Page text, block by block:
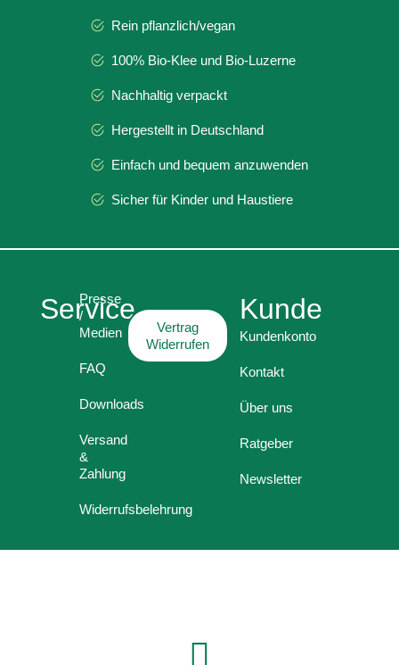
Rein pflanzlich/vegan
100% Bio-Klee und Bio-Luzerne
Nachhaltig verpackt
Hergestellt in Deutschland
Einfach und bequem anzuwenden
Sicher für Kinder und Haustiere
Service
Presse
/
Medien
FAQ
Downloads
Versand
&
Zahlung
Widerrufsbelehrung
Vertrag
Widerrufen
Kunde
Kundenkonto
Kontakt
Über uns
Ratgeber
Newsletter